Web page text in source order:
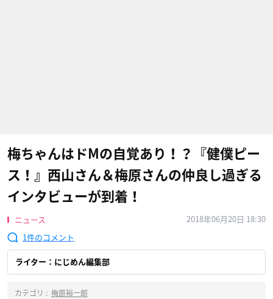
梅ちゃんはドMの自覚あり！？『健僕ピー
ス！』西山さん＆梅原さんの仲良し過ぎる
インタビューが到着！
ニュース
2018年06月20日 18:30
1
ライター：にじめん編集部
カテゴリ : 梅原裕一郎